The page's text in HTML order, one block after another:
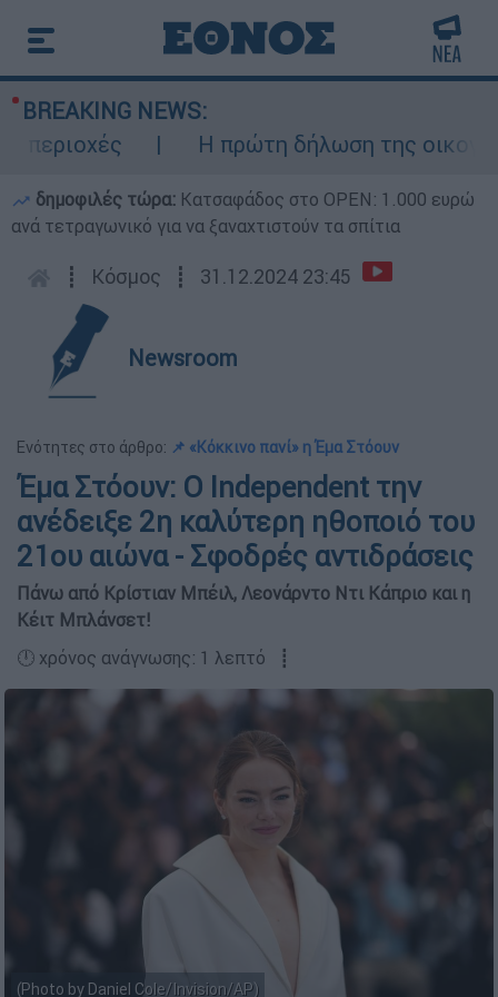
BREAKING NEWS:
Η πρώτη δήλωση της
δημοφιλές τώρα: Κατσαφάδος στο OPEN: 1.000 ευρώ
ανά τετραγωνικό για να ξαναχτιστούν τα σπίτια
┋ Κόσμος ┋ 31.12.2024 23:45
Newsroom
Ενότητες στο άρθρο: 📌 «Κόκκινο πανί» η Έμα Στόουν
Έμα Στόουν: Ο Independent την
ανέδειξε 2η καλύτερη ηθοποιό του
21ου αιώνα - Σφοδρές αντιδράσεις
Πάνω από Κρίστιαν Μπέιλ, Λεονάρντο Ντι Κάπριο και η
Κέιτ Μπλάνσετ!
🕛 χρόνος ανάγνωσης: 1 λεπτό ┋
(Photo by Daniel Cole/Invision/AP)